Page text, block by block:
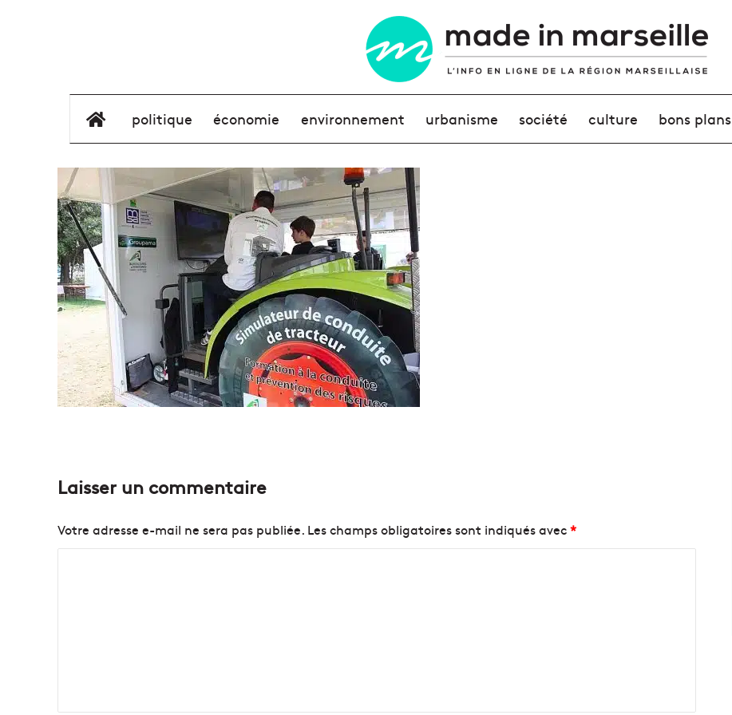
élément de menu
politique économie environnement urbanisme société culture bons plans
Laisser un commentaire
Votre adresse e-mail ne sera pas publiée. Les champs obligatoires sont indiqués avec*